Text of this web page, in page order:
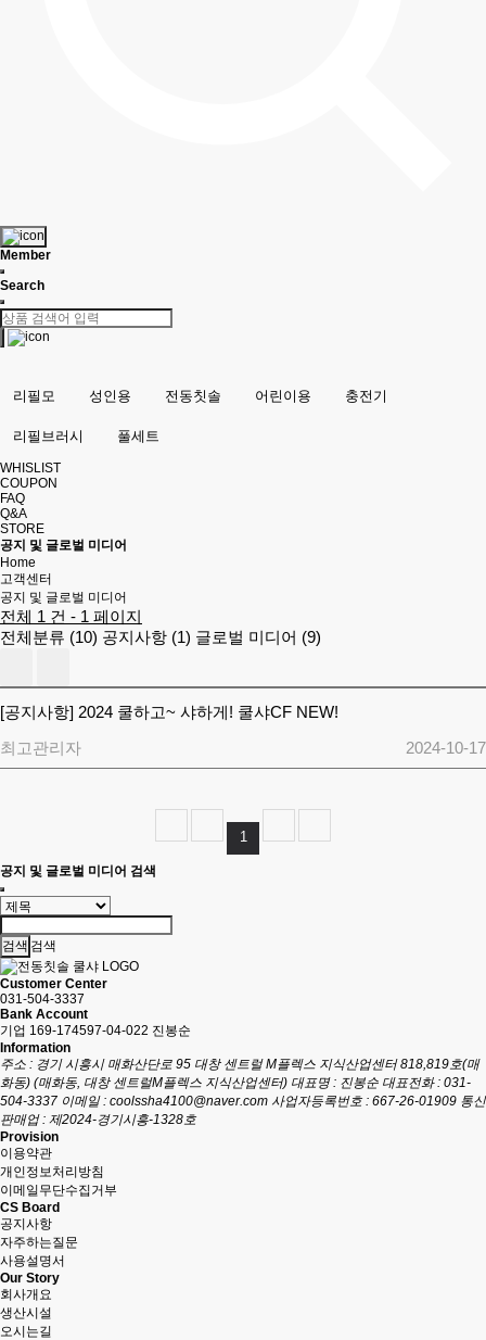
Member
Search
리필모 성인용 전동칫솔 어린이용 충전기
리필브러시 풀세트
WHISLIST
COUPON
FAQ
Q&A
STORE
공지 및 글로벌 미디어
Home
고객센터
공지 및 글로벌 미디어
전체 1 건 - 1 페이지
전체분류 (10) 공지사항 (1) 글로벌 미디어 (9)
[공지사항] 2024 쿨하고~ 샤하게! 쿨샤CF NEW!
최고관리자
2024-10-17
1
공지 및 글로벌 미디어 검색
검색
Customer Center
031-504-3337
Bank Account
기업 169-174597-04-022 진봉순
Information
주소 : 경기 시흥시 매화산단로 95 대창 센트럴 M플렉스 지식산업센터 818,819호(매
화동) (매화동, 대창 센트럴M플렉스 지식산업센터) 대표명 : 진봉순 대표전화 : 031-
504-3337 이메일 : coolssha4100@naver.com 사업자등록번호 : 667-26-01909 통신
판매업 : 제2024-경기시흥-1328호
Provision
이용약관
개인정보처리방침
이메일무단수집거부
CS Board
공지사항
자주하는질문
사용설명서
Our Story
회사개요
생산시설
오시는길